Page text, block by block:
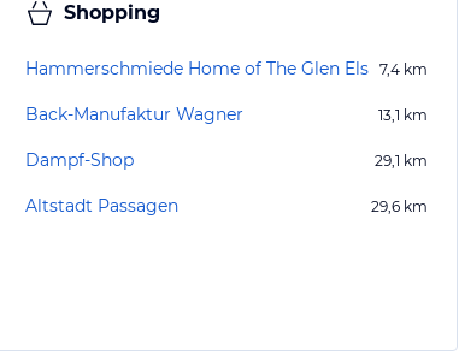
Shopping
Hammerschmiede Home of The Glen Els 7,4 km
Back-Manufaktur Wagner 13,1 km
Dampf-Shop 29,1 km
Altstadt Passagen 29,6 km